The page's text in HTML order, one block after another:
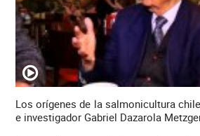
Los orígenes de la salmonicultura
e investigador Gabriel Dazarola